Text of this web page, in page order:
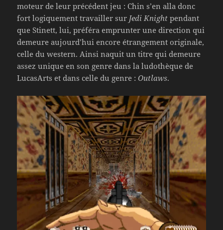
moteur de leur précédent jeu : Chin s’en alla donc
fort logiquement travailler sur Jedi Knight pendant
que Stinett, lui, préféra emprunter une direction qui
demeure aujourd’hui encore étrangement originale,
celle du western. Ainsi naquit un titre qui demeure
assez unique en son genre dans la ludothèque de
LucasArts et dans celle du genre :Outlaws.